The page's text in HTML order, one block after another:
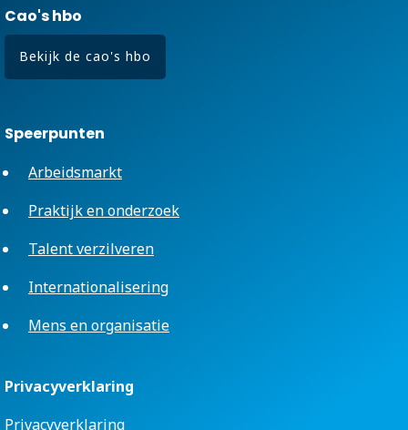
Cao's hbo
Bekijk de cao's hbo
Speerpunten
Arbeidsmarkt
Praktijk en onderzoek
Talent verzilveren
Internationalisering
Mens en organisatie
Privacyverklaring
Privacyverklaring